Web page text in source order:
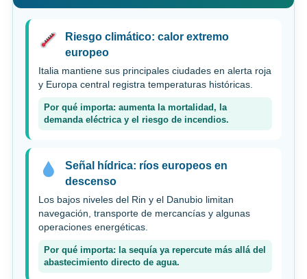
Riesgo climático: calor extremo
europeo
Italia mantiene sus principales ciudades en alerta roja
y Europa central registra temperaturas históricas.
Por qué importa: aumenta la mortalidad, la
demanda eléctrica y el riesgo de incendios.
Señal hídrica: ríos europeos en
descenso
Los bajos niveles del Rin y el Danubio limitan
navegación, transporte de mercancías y algunas
operaciones energéticas.
Por qué importa: la sequía ya repercute más allá del
abastecimiento directo de agua.